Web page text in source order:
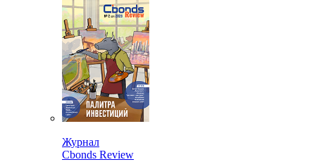
Журнал
Cbonds Review